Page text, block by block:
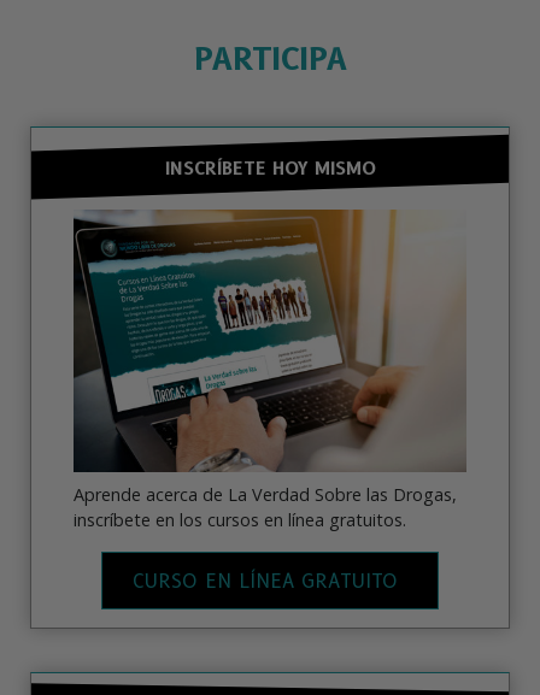
PARTICIPA
INSCRÍBETE HOY MISMO
Aprende acerca de La Verdad Sobre las Drogas,
inscríbete en los cursos en línea gratuitos.
CURSO EN LÍNEA GRATUITO